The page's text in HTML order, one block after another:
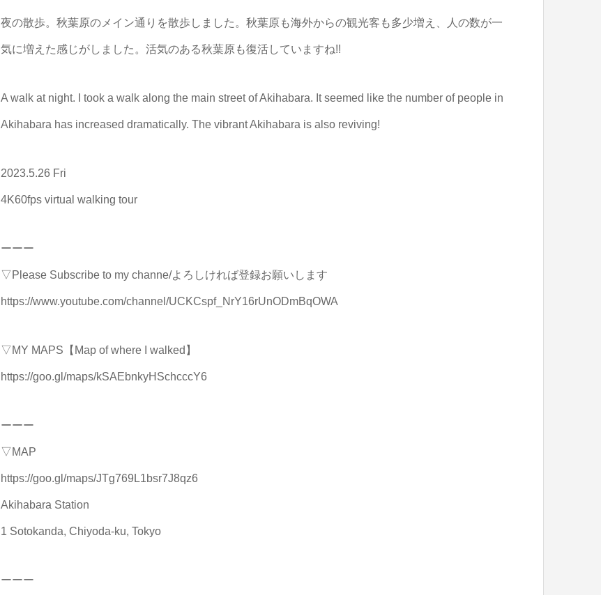
夜の散歩。秋葉原のメイン通りを散歩しました。秋葉原も海外からの観光客も多少増え、人の数が一
気に増えた感じがしました。活気のある秋葉原も復活していますね!!
A walk at night. I took a walk along the main street of Akihabara. It seemed like the number of people in
Akihabara has increased dramatically. The vibrant Akihabara is also reviving!
2023.5.26 Fri
4K60fps virtual walking tour
ーーー
▽Please Subscribe to my channe/よろしければ登録お願いします
https://www.youtube.com/channel/UCKCspf_NrY16rUnODmBqOWA
▽MY MAPS【Map of where I walked】
https://goo.gl/maps/kSAEbnkyHSchcccY6
ーーー
▽MAP
https://goo.gl/maps/JTg769L1bsr7J8qz6
Akihabara Station
1 Sotokanda, Chiyoda-ku, Tokyo
ーーー